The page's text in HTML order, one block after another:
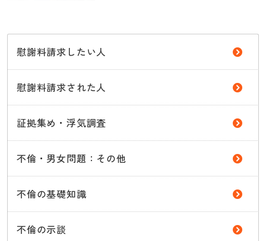
慰謝料請求したい人
慰謝料請求された人
証拠集め・浮気調査
不倫・男女問題：その他
不倫の基礎知識
不倫の示談